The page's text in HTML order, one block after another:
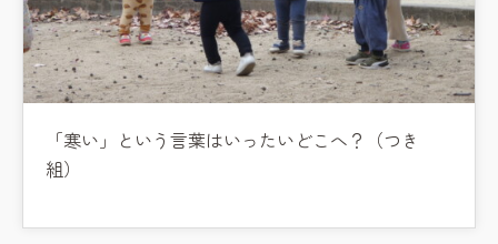
「寒い」という言葉はいったいどこへ？（つき
組）